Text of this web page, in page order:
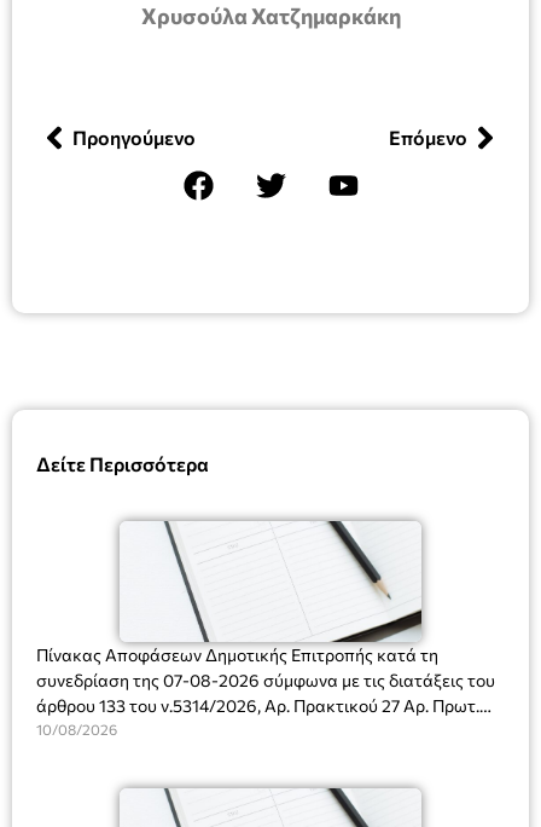
Δείτε Περισσότερα
Πίνακας Αποφάσεων Δημοτικής Επιτροπής κατά τη
συνεδρίαση της 07-08-2026 σύμφωνα με τις διατάξεις του
άρθρου 133 του ν.5314/2026, Αρ. Πρακτικού 27 Αρ. Πρωτ.
Πρόσκλησης: 10817/03-08-2026
10/08/2026
Χρυσούλα Χατζημαρκάκη
Προηγούμενο Επόμενο